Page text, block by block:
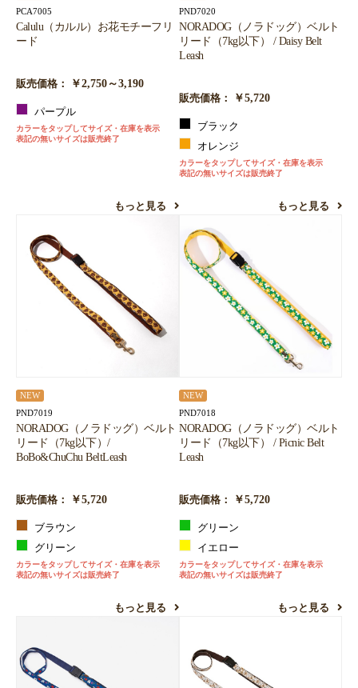
PCA7005
Calulu（カルル）お花モチーフリ
ード
販売価格： ￥2,750～3,190
パープル
カラーをタップしてサイズ・在庫を表示
表記の無いサイズは販売終了
もっと見る
PND7020
NORADOG（ノラドッグ）ベルト
リード（7kg以下） / Daisy Belt
Leash
販売価格： ￥5,720
ブラック
オレンジ
カラーをタップしてサイズ・在庫を表示
表記の無いサイズは販売終了
もっと見る
NEW
PND7019
NORADOG（ノラドッグ）ベルト
リード（7kg以下）/
BoBo&ChuChu BeltLeash
販売価格： ￥5,720
ブラウン
グリーン
カラーをタップしてサイズ・在庫を表示
表記の無いサイズは販売終了
もっと見る
NEW
PND7018
NORADOG（ノラドッグ）ベルト
リード（7kg以下） / Picnic Belt
Leash
販売価格： ￥5,720
グリーン
イエロー
カラーをタップしてサイズ・在庫を表示
表記の無いサイズは販売終了
もっと見る